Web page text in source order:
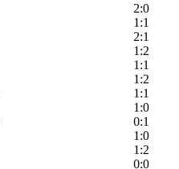
2:0
1:1
2:1
1:2
1:1
1:2
1:1
1:0
0:1
1:0
1:2
0:0